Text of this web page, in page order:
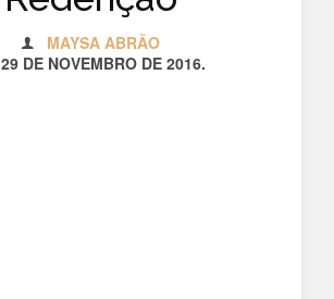
MAYSA ABRÃO
29 DE NOVEMBRO DE 2016.